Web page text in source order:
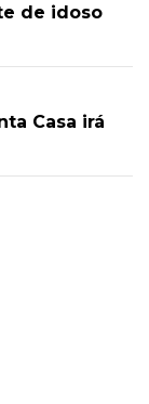
de idoso
Casa irá